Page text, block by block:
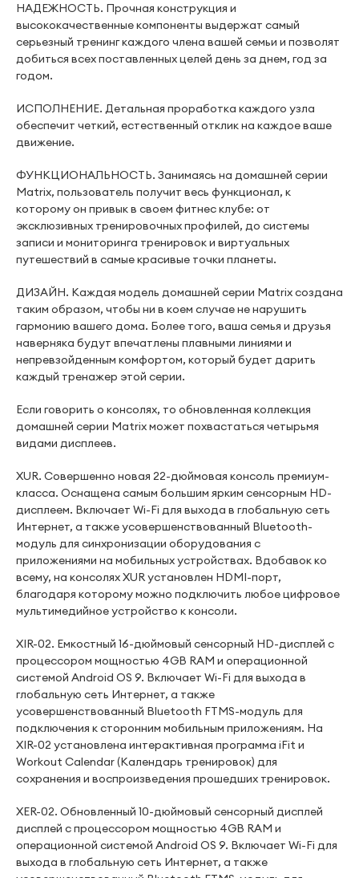
НАДЕЖНОСТЬ. Прочная конструкция и
высококачественные компоненты выдержат самый
серьезный тренинг каждого члена вашей семьи и позволят
добиться всех поставленных целей день за днем, год за
годом.
ИСПОЛНЕНИЕ. Детальная проработка каждого узла
обеспечит четкий, естественный отклик на каждое ваше
движение.
ФУНКЦИОНАЛЬНОСТЬ. Занимаясь на домашней серии
Matrix, пользователь получит весь функционал, к
которому он привык в своем фитнес клубе: от
эксклюзивных тренировочных профилей, до системы
записи и мониторинга тренировок и виртуальных
путешествий в самые красивые точки планеты.
ДИЗАЙН. Каждая модель домашней серии Matrix создана
таким образом, чтобы ни в коем случае не нарушить
гармонию вашего дома. Более того, ваша семья и друзья
наверняка будут впечатлены плавными линиями и
непревзойденным комфортом, который будет дарить
каждый тренажер этой серии.
Если говорить о консолях, то обновленная коллекция
домашней серии Matrix может похвастаться четырьмя
видами дисплеев.
XUR. Совершенно новая 22-дюймовая консоль премиум-
класса. Оснащена самым большим ярким сенсорным HD-
дисплеем. Включает Wi-Fi для выхода в глобальную сеть
Интернет, а также усовершенствованный Bluetooth-
модуль для синхронизации оборудования с
приложениями на мобильных устройствах. Вдобавок ко
всему, на консолях XUR установлен HDMI-порт,
благодаря которому можно подключить любое цифровое
мультимедийное устройство к консоли.
XIR-02. Емкостный 16-дюймовый сенсорный HD-дисплей с
процессором мощностью 4GB RAM и операционной
системой Android OS 9. Включает Wi-Fi для выхода в
глобальную сеть Интернет, а также
усовершенствованный Bluetooth FTMS-модуль для
подключения к сторонним мобильным приложениям. На
XIR-02 установлена интерактивная программа iFit и
Workout Calendar (Календарь тренировок) для
сохранения и воспроизведения прошедших тренировок.
XER-02. Обновленный 10-дюймовый сенсорный дисплей
дисплей с процессором мощностью 4GB RAM и
операционной системой Android OS 9. Включает Wi-Fi для
выхода в глобальную сеть Интернет, а также